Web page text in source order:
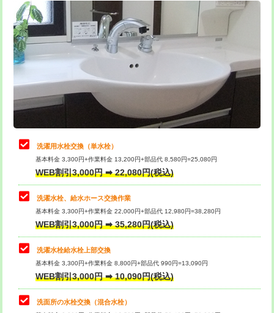
廃棄・処分 現場見積
※給水管工事は20mmまでの価格です。
業)
給水管工事※（塩ビ管（VP・HI）使
用/3ｍまで)
33,000円
給水管工事※（塩ビ管（VP・HI）使
用（追加）/3ｍ超え)
給水管工事※（ライニング鋼管・銅
管・ポリ管・HT管使用/3ｍまで)
44,000円
給水管工事※（ライニング鋼管・銅
管・ポリ管・HT管使用/3ｍ超え)
排水管工事（土の掘削・埋め戻し作
業）
排水管工事（排水管工事/3ｍまで） 55,000円
排水管工事（追加 排水管工事/3ｍ超
え）
マス交換（土の掘削・埋め戻し作業）
マス交換（深さ50㎝未満）
追加トーラー機使用/3m超え +3,300円
カメラ調査 33,000円
桝清掃
止水・漏水調査・防水処理・清掃・修
理・調整・分解・加工など（軽作業）
11,000円
止水・漏水調査・防水処理・清掃・修
理・調整・分解・加工など（中作業）
22,000円
止水・漏水調査・防水処理・清掃・修
理・調整・分解・加工など（重作業）
33,000円
キッチンタンク脱着
その他部品の脱着
交換・取付（タンク）
交換・取付(単水栓（壁付・デッキ
式）)
洗濯用水栓交換（単水栓）
基本料金 3,300円+作業料金 13,200円+部品代 8,580円=25,080円
WEB割引3,000円 ➡ 22,080円(税込)
洗濯水栓、給水ホース交換作業
基本料金 3,300円+作業料金 22,000円+部品代 12,980円=38,280円
WEB割引3,000円 ➡ 35,280円(税込)
洗濯水栓給水栓上部交換
基本料金 3,300円+作業料金 8,800円+部品代 990円=13,090円
WEB割引3,000円 ➡ 10,090円(税込)
洗面所の水栓交換（混合水栓）